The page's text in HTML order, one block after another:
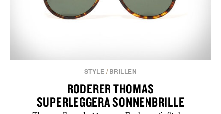
STYLE / BRILLEN
RODERER THOMAS
SUPERLEGGERA SONNENBRILLE